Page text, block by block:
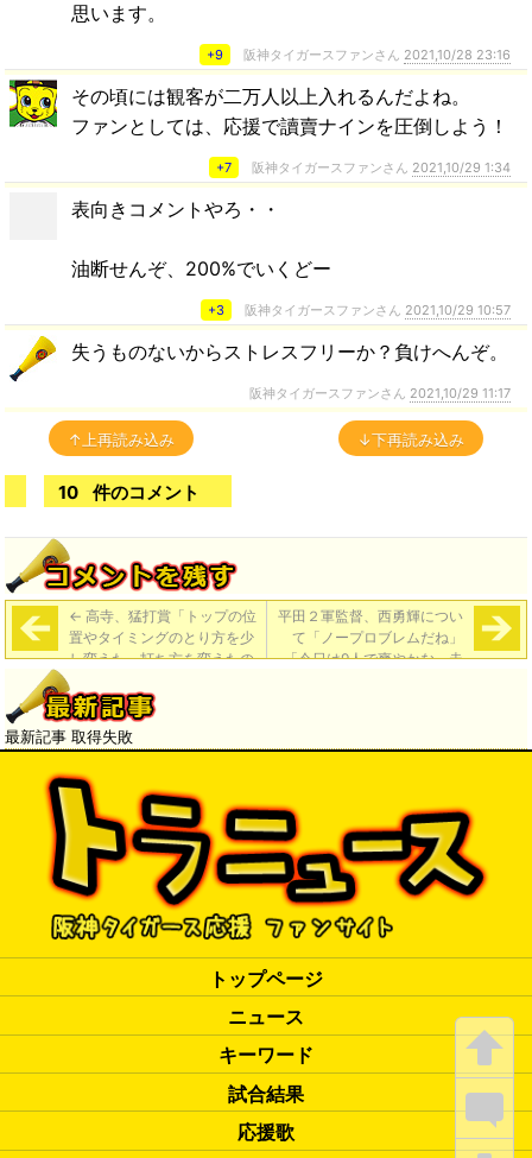
思います。
+9 阪神タイガースファンさん 2021,10/28 23:16
その頃には観客が二万人以上入れるんだよね。
ファンとしては、応援で讀賣ナインを圧倒しよう！
+7 阪神タイガースファンさん 2021,10/29 1:34
表向きコメントやろ・・
油断せんぞ、200%でいくどー
+3 阪神タイガースファンさん 2021,10/29 10:57
失うものないからストレスフリーか？負けへんぞ。
阪神タイガースファンさん 2021,10/29 11:17
↑上再読み込み ↓下再読み込み
10 件のコメント
← 高寺、猛打賞「トップの位
置やタイミングのとり方を少
し変えた。打ち方を変えたの
がいい感じになっている」
平田２軍監督、西勇輝につい
て「ノープロブレムだね」
「今日は9人で爽やかな、走
最新記事 取得失敗
トップページ
ニュース
キーワード
試合結果
応援歌